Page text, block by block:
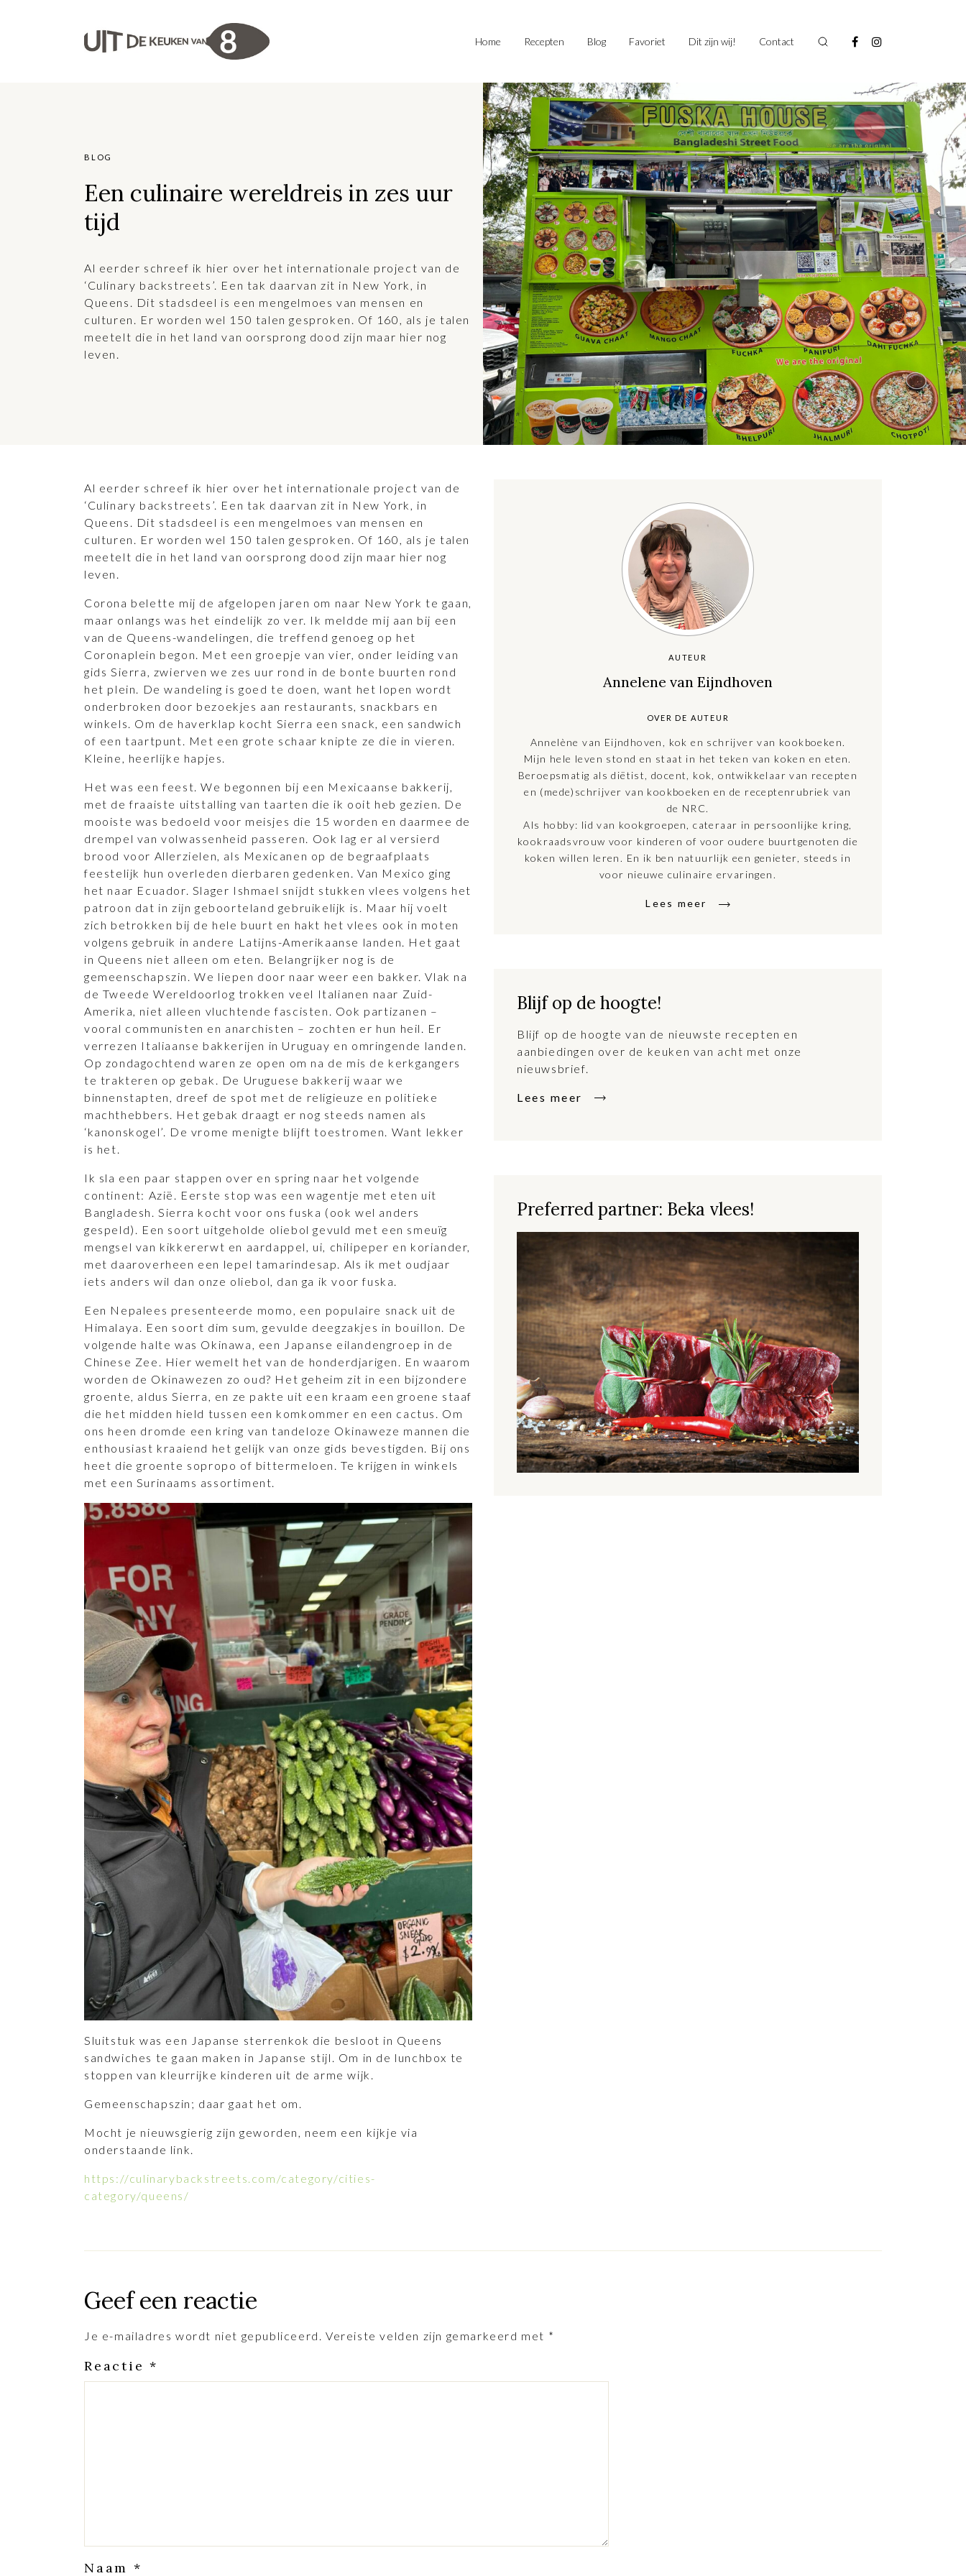
Home Recepten Blog Favoriet Dit zijn wij! Contact
BLOG
Een culinaire wereldreis in zes uur
tijd
Al eerder schreef ik hier over het internationale project van de
‘Culinary backstreets’. Een tak daarvan zit in New York, in
Queens. Dit stadsdeel is een mengelmoes van mensen en
culturen. Er worden wel 150 talen gesproken. Of 160, als je talen
meetelt die in het land van oorsprong dood zijn maar hier nog
leven.
Al eerder schreef ik hier over het internationale project van de
‘Culinary backstreets’. Een tak daarvan zit in New York, in
Queens. Dit stadsdeel is een mengelmoes van mensen en
culturen. Er worden wel 150 talen gesproken. Of 160, als je talen
meetelt die in het land van oorsprong dood zijn maar hier nog
leven.
Corona belette mij de afgelopen jaren om naar New York te gaan,
maar onlangs was het eindelijk zo ver. Ik meldde mij aan bij een
van de Queens-wandelingen, die treffend genoeg op het
Coronaplein begon. Met een groepje van vier, onder leiding van
gids Sierra, zwierven we zes uur rond in de bonte buurten rond
het plein. De wandeling is goed te doen, want het lopen wordt
onderbroken door bezoekjes aan restaurants, snackbars en
winkels. Om de haverklap kocht Sierra een snack, een sandwich
of een taartpunt. Met een grote schaar knipte ze die in vieren.
Kleine, heerlijke hapjes.
Het was een feest. We begonnen bij een Mexicaanse bakkerij,
met de fraaiste uitstalling van taarten die ik ooit heb gezien. De
mooiste was bedoeld voor meisjes die 15 worden en daarmee de
drempel van volwassenheid passeren. Ook lag er al versierd
brood voor Allerzielen, als Mexicanen op de begraafplaats
feestelijk hun overleden dierbaren gedenken. Van Mexico ging
het naar Ecuador. Slager Ishmael snijdt stukken vlees volgens het
patroon dat in zijn geboorteland gebruikelijk is. Maar hij voelt
zich betrokken bij de hele buurt en hakt het vlees ook in moten
volgens gebruik in andere Latijns-Amerikaanse landen. Het gaat
in Queens niet alleen om eten. Belangrijker nog is de
gemeenschapszin. We liepen door naar weer een bakker. Vlak na
de Tweede Wereldoorlog trokken veel Italianen naar Zuid-
Amerika, niet alleen vluchtende fascisten. Ook partizanen –
vooral communisten en anarchisten – zochten er hun heil. Er
verrezen Italiaanse bakkerijen in Uruguay en omringende landen.
Op zondagochtend waren ze open om na de mis de kerkgangers
te trakteren op gebak. De Uruguese bakkerij waar we
binnenstapten, dreef de spot met de religieuze en politieke
machthebbers. Het gebak draagt er nog steeds namen als
‘kanonskogel’. De vrome menigte blijft toestromen. Want lekker
is het.
Ik sla een paar stappen over en spring naar het volgende
continent: Azië. Eerste stop was een wagentje met eten uit
Bangladesh. Sierra kocht voor ons fuska (ook wel anders
gespeld). Een soort uitgeholde oliebol gevuld met een smeuïg
mengsel van kikkererwt en aardappel, ui, chilipeper en koriander,
met daaroverheen een lepel tamarindesap. Als ik met oudjaar
iets anders wil dan onze oliebol, dan ga ik voor fuska.
Een Nepalees presenteerde momo, een populaire snack uit de
Himalaya. Een soort dim sum, gevulde deegzakjes in bouillon. De
volgende halte was Okinawa, een Japanse eilandengroep in de
Chinese Zee. Hier wemelt het van de honderdjarigen. En waarom
worden de Okinawezen zo oud? Het geheim zit in een bijzondere
groente, aldus Sierra, en ze pakte uit een kraam een groene staaf
die het midden hield tussen een komkommer en een cactus. Om
ons heen dromde een kring van tandeloze Okinaweze mannen die
enthousiast kraaiend het gelijk van onze gids bevestigden. Bij ons
heet die groente sopropo of bittermeloen. Te krijgen in winkels
met een Surinaams assortiment.
Sluitstuk was een Japanse sterrenkok die besloot in Queens
sandwiches te gaan maken in Japanse stijl. Om in de lunchbox te
stoppen van kleurrijke kinderen uit de arme wijk.
Gemeenschapszin; daar gaat het om.
Mocht je nieuwsgierig zijn geworden, neem een kijkje via
onderstaande link.
https://culinarybackstreets.com/category/cities-
category/queens/
AUTEUR
Annelene van Eijndhoven
OVER DE AUTEUR
Annelène van Eijndhoven, kok en schrijver van kookboeken.
Mijn hele leven stond en staat in het teken van koken en eten.
Beroepsmatig als diëtist, docent, kok, ontwikkelaar van recepten
en (mede)schrijver van kookboeken en de receptenrubriek van
de NRC.
Als hobby: lid van kookgroepen, cateraar in persoonlijke kring,
kookraadsvrouw voor kinderen of voor oudere buurtgenoten die
koken willen leren. En ik ben natuurlijk een genieter, steeds in
voor nieuwe culinaire ervaringen.
Lees meer
Blijf op de hoogte!
Blijf op de hoogte van de nieuwste recepten en
aanbiedingen over de keuken van acht met onze
nieuwsbrief.
Lees meer
Preferred partner: Beka vlees!
Geef een reactie
Je e-mailadres wordt niet gepubliceerd. Vereiste velden zijn gemarkeerd met *
Reactie*
Naam *